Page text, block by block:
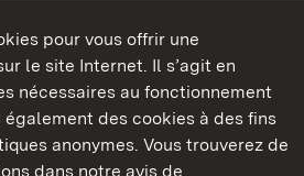
pour vous offrir une
le site Internet. Il s’agit en
nécessaires au fonctionnement
des cookies à des fins
anonymes. Vous trouverez de
dans notre avis de
du Bade-Wurtemberg